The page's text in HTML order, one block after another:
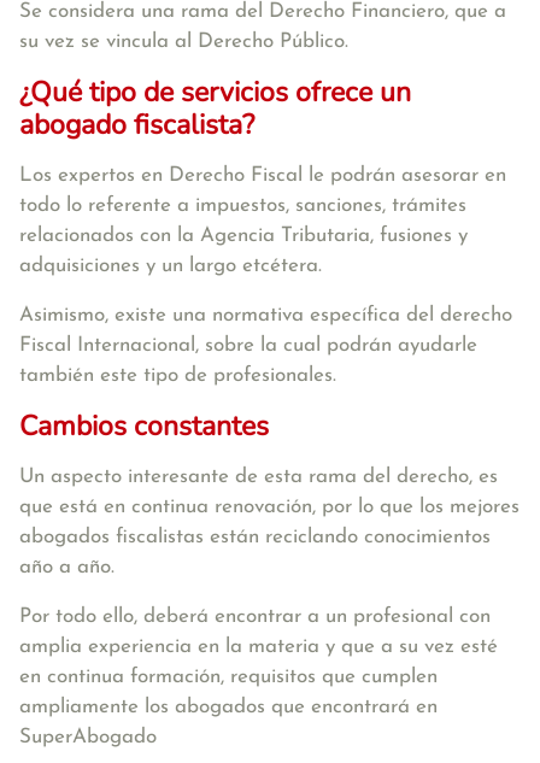
Se considera una rama del Derecho Financiero, que a
su vez se vincula al Derecho Público.
¿Qué tipo de servicios ofrece un
abogado fiscalista?
Los expertos en Derecho Fiscal le podrán asesorar en
todo lo referente a impuestos, sanciones, trámites
relacionados con la Agencia Tributaria, fusiones y
adquisiciones y un largo etcétera.
Asimismo, existe una normativa específica del derecho
Fiscal Internacional, sobre la cual podrán ayudarle
también este tipo de profesionales.
Cambios constantes
Un aspecto interesante de esta rama del derecho, es
que está en continua renovación, por lo que los mejores
abogados fiscalistas están reciclando conocimientos
año a año.
Por todo ello, deberá encontrar a un profesional con
amplia experiencia en la materia y que a su vez esté
en continua formación, requisitos que cumplen
ampliamente los abogados que encontrará en
SuperAbogado